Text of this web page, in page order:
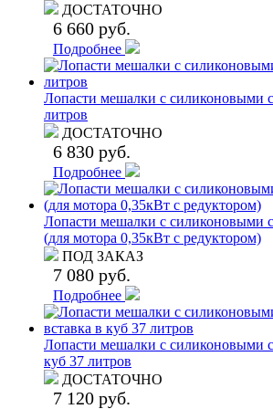
ДОСТАТОЧНО
6 660 руб.
Подробнее
Лопасти мешалки с силиконовыми
литров
ДОСТАТОЧНО
6 830 руб.
Подробнее
Лопасти мешалки с силиконовыми
(для мотора 0,35кВт с редуктором)
ПОД ЗАКАЗ
7 080 руб.
Подробнее
Лопасти мешалки с силиконовыми
куб 37 литров
ДОСТАТОЧНО
7 120 руб.